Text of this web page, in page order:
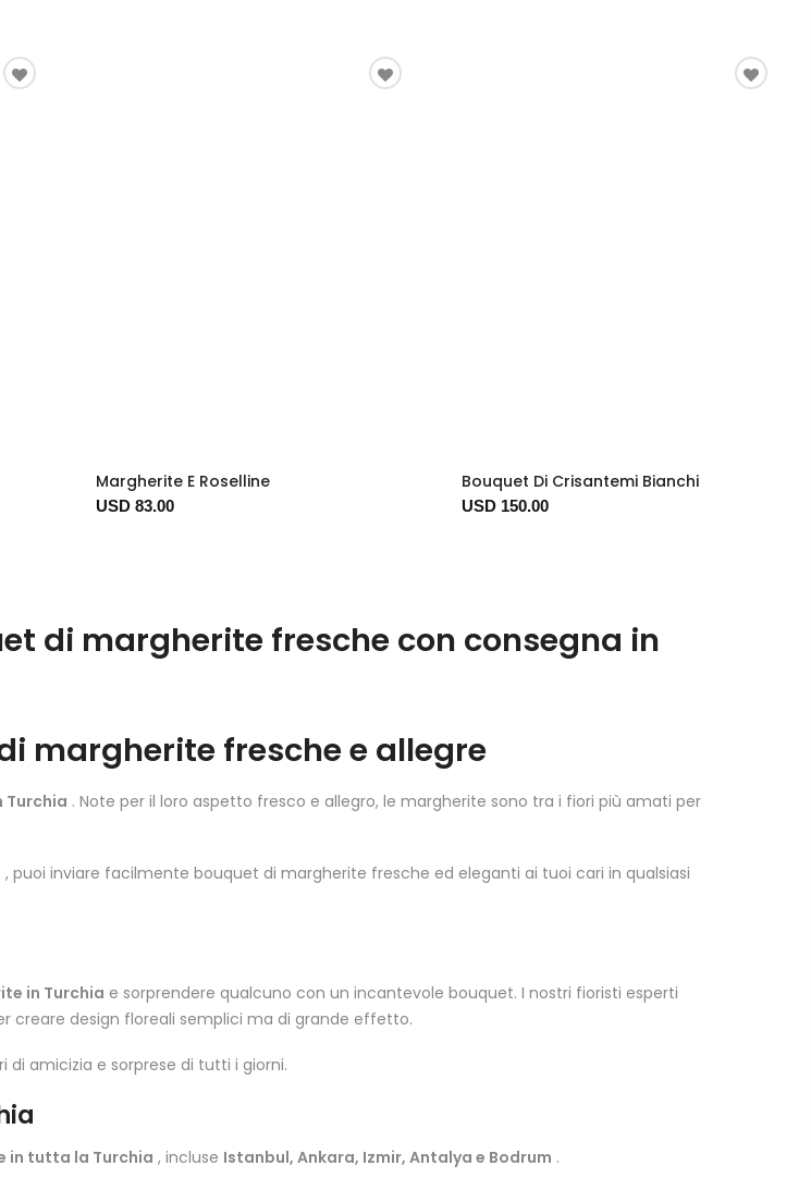
Margherite E Roselline
USD 83.00
Bouquet Di Crisantemi Bianchi
USD 150.00
di margherite fresche con consegna in
margherite fresche e allegre
Turchia . Note per il loro aspetto fresco e allegro, le margherite sono tra i fiori più amati per
, puoi inviare facilmente bouquet di margherite fresche ed eleganti ai tuoi cari in qualsiasi
in Turchia e sorprendere qualcuno con un incantevole bouquet. I nostri fioristi esperti
creare design floreali semplici ma di grande effetto.
amicizia e sorprese di tutti i giorni.
in tutta la Turchia , incluse Istanbul, Ankara, Izmir, Antalya e Bodrum .